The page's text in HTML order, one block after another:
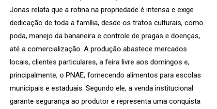
Jonas relata que a rotina na propriedade é intensa e exige
dedicação de toda a família, desde os tratos culturais, como
poda, manejo da bananeira e controle de pragas e doenças,
até a comercialização. A produção abastece mercados
locais, clientes particulares, a feira livre aos domingos e,
principalmente, o PNAE, fornecendo alimentos para escolas
municipais e estaduais. Segundo ele, a venda institucional
garante segurança ao produtor e representa uma conquista